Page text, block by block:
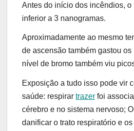
Antes do início dos incêndios, o
inferior a 3 nanogramas.
Aproximadamente ao mesmo
de ascensão também gastou
nível de bromo também viu
Exposição a tudo isso pode vir
saúde: respirar trazer foi
cérebro e no sistema nervoso;
danificar o trato respiratório e